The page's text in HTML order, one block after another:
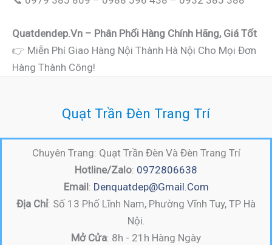
Quatdendep.vn – Phân Phối Hàng Chính Hãng, Giá Tốt
👉 Miễn Phí Giao Hàng Nội Thành Hà Nội Cho Mọi Đơn
Hàng Thành Công!
Quạt Trần Đèn Trang Trí
Chuyên Trang: Quạt Trần Đèn Và Đèn Trang Trí
Hotline/Zalo: 0972806638
Email: Denquatdep@gmail.com
Địa Chỉ: Số 13 Phố Lĩnh Nam, Phường Vĩnh Tuy, TP Hà
Nội.
Mở Cửa: 8h - 21h Hàng Ngày